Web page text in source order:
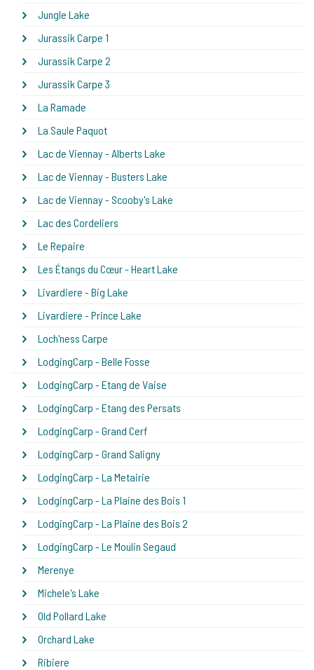
Jungle Lake
Jurassik Carpe 1
Jurassik Carpe 2
Jurassik Carpe 3
La Ramade
La Saule Paquot
Lac de Viennay - Alberts Lake
Lac de Viennay - Busters Lake
Lac de Viennay - Scooby's Lake
Lac des Cordeliers
Le Repaire
Les Étangs du Cœur - Heart Lake
Livardiere - Big Lake
Livardiere - Prince Lake
Loch'ness Carpe
LodgingCarp - Belle Fosse
LodgingCarp - Etang de Vaise
LodgingCarp - Etang des Persats
LodgingCarp - Grand Cerf
LodgingCarp - Grand Saligny
LodgingCarp - La Metairie
LodgingCarp - La Plaine des Bois 1
LodgingCarp - La Plaine des Bois 2
LodgingCarp - Le Moulin Segaud
Merenye
Michele's Lake
Old Pollard Lake
Orchard Lake
Ribiere